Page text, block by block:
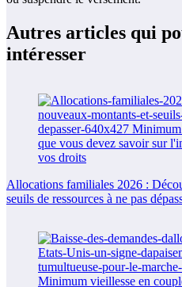
Autres articles qui
intéresser
Allocations familiales 2026 :
seuils de ressources à ne pas